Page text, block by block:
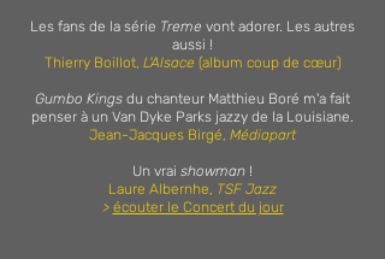
Les fans de la série Treme vont adorer. Les autres
aussi !
Thierry Boillot, L'Alsace (album coup de cœur)
Gumbo Kings du chanteur Matthieu Boré m'a fait
penser à un Van Dyke Parks jazzy de la Louisiane.
Jean-Jacques Birgé, Médiapart
Un vrai showman !
Laure Albernhe, TSF Jazz
> écouter le Concert du jour